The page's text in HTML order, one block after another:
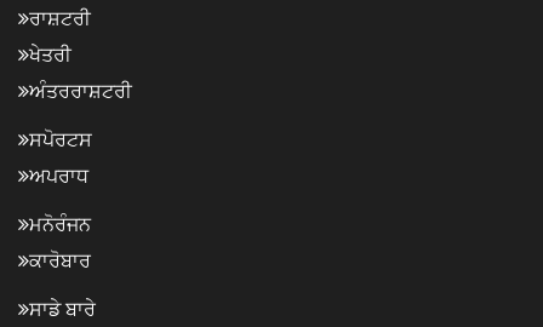
ਰਾਸ਼ਟਰੀ
ਖੇਤਰੀ
ਅੰਤਰਰਾਸ਼ਟਰੀ
ਸਪੋਰਟਸ
ਅਪਰਾਧ
ਮਨੋਰੰਜਨ
ਕਾਰੋਬਾਰ
ਸਾਡੇ ਬਾਰੇ